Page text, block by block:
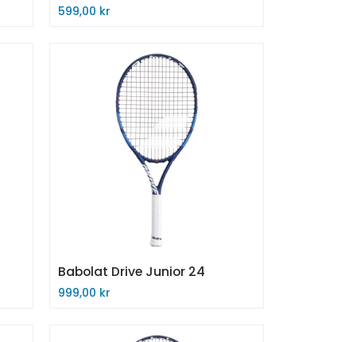
599,00 kr
Babolat Drive Junior 24
999,00 kr